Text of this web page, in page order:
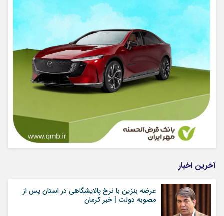
آخرین اخبار
عرضه بنزین با نرخ پالایشگاهی در استان پس از
مصوبه دولت | خبر کرمان